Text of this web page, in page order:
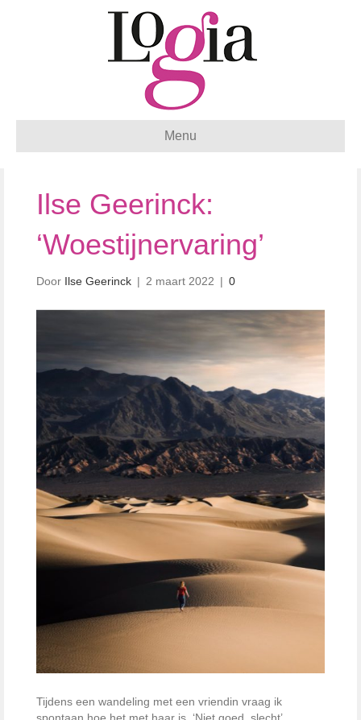
Menu
Ilse Geerinck:
‘Woestijnervaring’
Door Ilse Geerinck | 2 maart 2022 | 0
Tijdens een wandeling met een vriendin vraag ik